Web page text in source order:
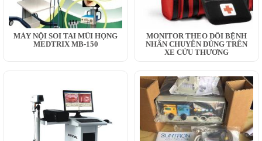
MÁY NỘI SOI TAI MŨI HỌNG
MEDTRIX MB-150
MONITOR THEO DÕI BỆNH
NHÂN CHUYÊN DÙNG TRÊN
XE CỨU THƯƠNG